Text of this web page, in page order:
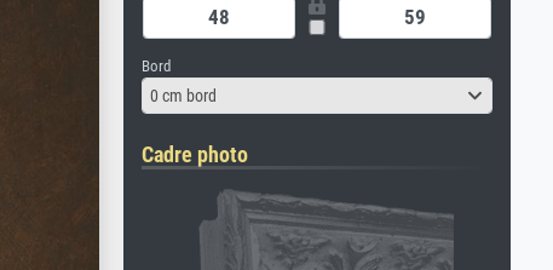
Bord
0 cm bord
Cadre photo